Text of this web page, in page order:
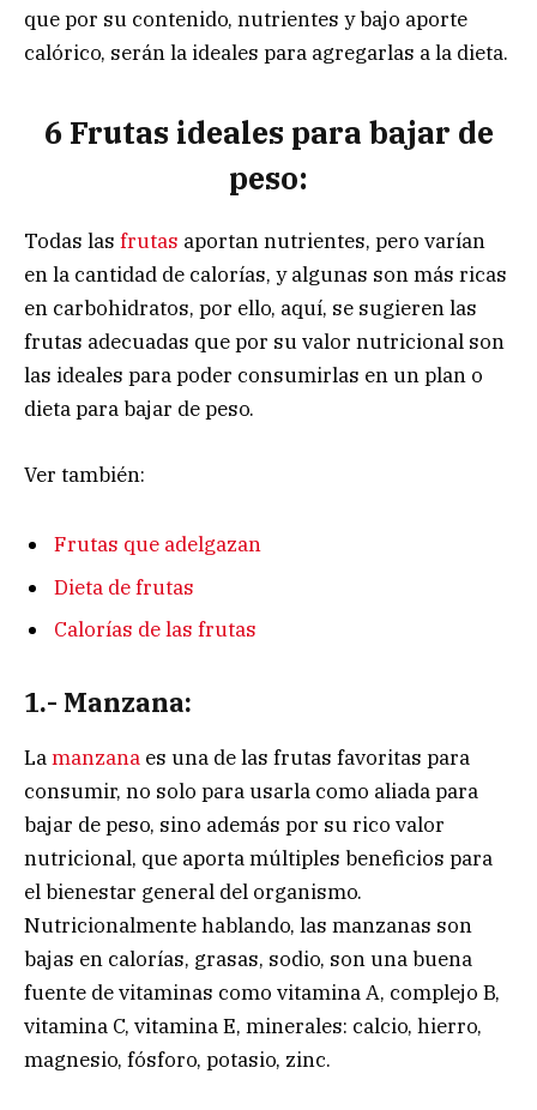
que por su contenido, nutrientes y bajo aporte
calórico, serán la ideales para agregarlas a la dieta.
6 Frutas ideales para bajar de
peso:
Todas las frutas aportan nutrientes, pero varían
en la cantidad de calorías, y algunas son más ricas
en carbohidratos, por ello, aquí, se sugieren las
frutas adecuadas que por su valor nutricional son
las ideales para poder consumirlas en un plan o
dieta para bajar de peso.
Ver también:
Frutas que adelgazan
Dieta de frutas
Calorías de las frutas
1.- Manzana:
Lamanzana es una de las frutas favoritas para
consumir, no solo para usarla como aliada para
bajar de peso, sino además por su rico valor
nutricional, que aporta múltiples beneficios para
el bienestar general del organismo.
Nutricionalmente hablando, las manzanas son
bajas en calorías, grasas, sodio, son una buena
fuente de vitaminas como vitamina A, complejo B,
vitamina C, vitamina E, minerales: calcio, hierro,
magnesio, fósforo, potasio, zinc.